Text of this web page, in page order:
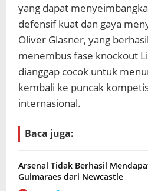
yang dapat
defensif kuat dan gaya
Oliver Glasner, yang
menembus fase knockout
dianggap cocok untuk
kembali ke puncak
internasional.
Baca juga:
Arsenal Tidak Berhasil
Guimaraes dari Newcastle